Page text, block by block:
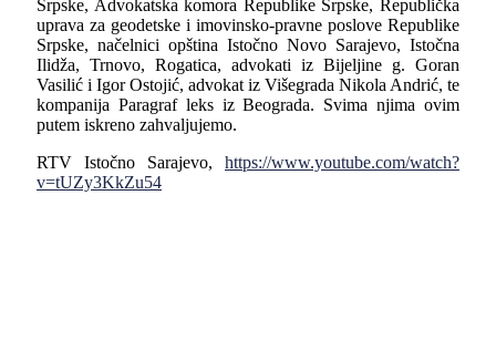
Srpske, Advokatska komora Republike Srpske, Republička
uprava za geodetske i imovinsko-pravne poslove Republike
Srpske, načelnici opština Istočno Novo Sarajevo, Istočna
Ilidža, Trnovo, Rogatica, advokati iz Bijeljine g. Goran
Vasilić i Igor Ostojić, advokat iz Višegrada Nikola Andrić, te
kompanija Paragraf leks iz Beograda. Svima njima ovim
putem iskreno zahvaljujemo.
RTV Istočno Sarajevo, https://www.youtube.com/watch?
v=tUZy3KkZu54